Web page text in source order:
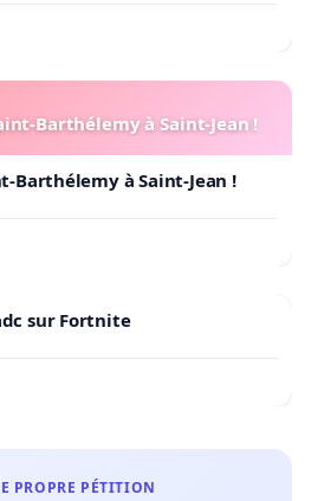
Barthélemy à Saint-Jean !
Barthélemy à Saint-Jean !
sur Fortnite
PROPRE PÉTITION